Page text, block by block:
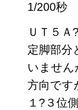
1/200秒
ＵＴ５
定脚部分
いません
方向です
１?３位